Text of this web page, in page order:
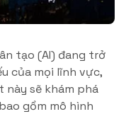
tạo (AI) đang trở
của mọi lĩnh vực,
này sẽ khám phá
gồm mô hình